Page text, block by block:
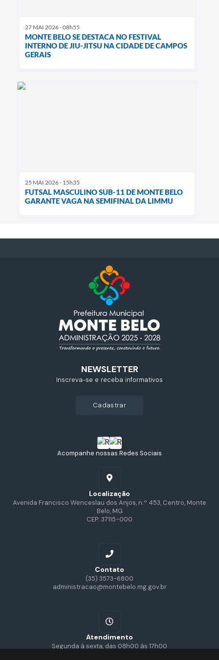
27 MAI 2026 - 08h55
MONTE BELO SE DESTACA NO FESTIVAL
INTERNO DE JIU-JITSU NA CIDADE DE CAMPOS
GERAIS
25 MAI 2026 - 15h35
FUTSAL MASCULINO SUB-11 DE MONTE BELO
GARANTE VAGA NA SEMIFINAL DA LIMMU
Acompanhe nossas Redes Sociais
Localização
Avenida Francisco Wenceslau dos Anjos, n.º 453, Centro, Monte
Belo, MG
CEP: 37115-000
Contato
(35) 3573-6800
administracao@montebelo.mg.gov.br
Atendimento
Segunda à sexta, das 08h00 às 17h00
NEWSLETTER
Inscreva-se e receba informativos
cadastrar